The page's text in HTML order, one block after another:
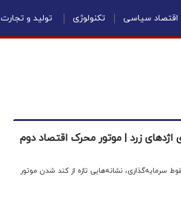
اقتصاد سیاسی تکنولوژی تولید و تجارت
زرد | موتور محرک اقتصاد دوم
سرمایه‌گذاری، نشانه‌هایی تازه از کند شدن موتور